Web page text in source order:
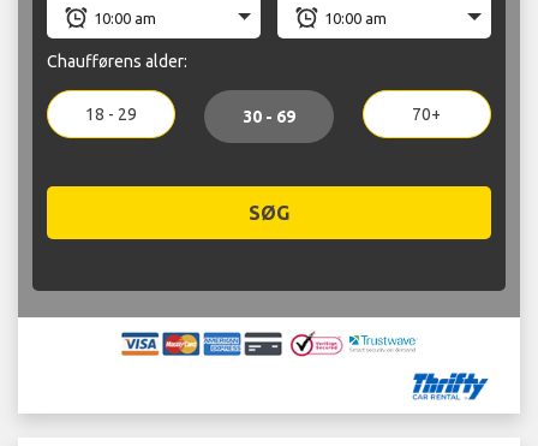
Chaufførens alder:
18 - 29 30 - 69 70+
SØG